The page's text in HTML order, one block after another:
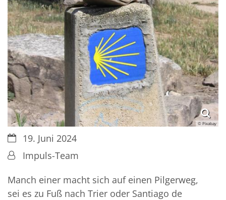
© Pixabay
Datum:19. Juni 2024
Von:Impuls-Team
Manch einer macht sich auf einen Pilgerweg,
sei es zu Fuß nach Trier oder Santiago de